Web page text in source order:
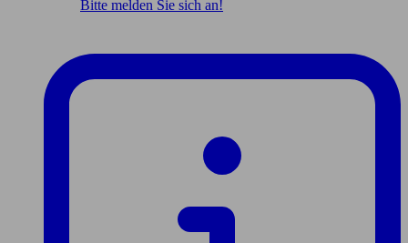
Bitte melden Sie sich an!